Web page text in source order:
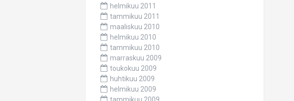
helmikuu 2011
tammikuu 2011
maaliskuu 2010
helmikuu 2010
tammikuu 2010
marraskuu 2009
toukokuu 2009
huhtikuu 2009
helmikuu 2009